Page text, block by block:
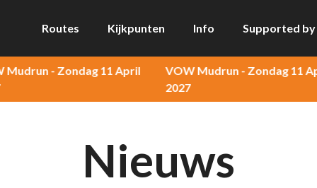
Routes Kijkpunten Info Supported by
- Zondag 11 April
VOW Mudrun - Zondag 11 April
2027
Nieuws